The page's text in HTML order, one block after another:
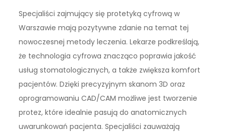
Specjaliści zajmujący się protetyką cyfrową w
Warszawie mają pozytywne zdanie na temat tej
nowoczesnej metody leczenia. Lekarze podkreślają,
że technologia cyfrowa znacząco poprawia jakość
usług stomatologicznych, a także zwiększa komfort
pacjentów. Dzięki precyzyjnym skanom 3D oraz
oprogramowaniu CAD/CAM możliwe jest tworzenie
protez, które idealnie pasują do anatomicznych
uwarunkowań pacjenta. Specjaliści zauważają